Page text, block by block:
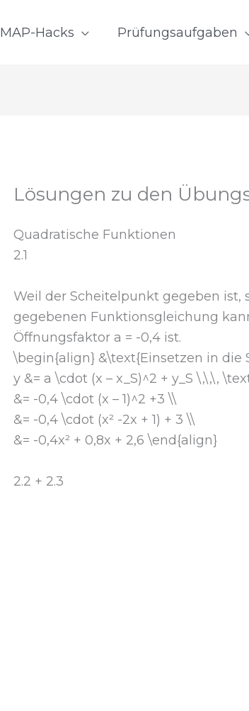
MAP-Hacks Prüfungsaufgaben
Lösungen zu den
Quadratische Funktionen
2.1
Weil der Scheitelpunkt gegeben ist,
gegebenen Funktionsgleichung
Öffnungsfaktor a = -0,4 ist.
\begin{align} &\text{Einsetzen in die
y &= a \cdot (x – x_S)^2 + y_S \,\,\,
&= -0,4 \cdot (x – 1)^2 +3 \\
&= -0,4 \cdot (x² -2x + 1) + 3 \\
&= -0,4x² + 0,8x + 2,6 \end{align}
2.2 + 2.3